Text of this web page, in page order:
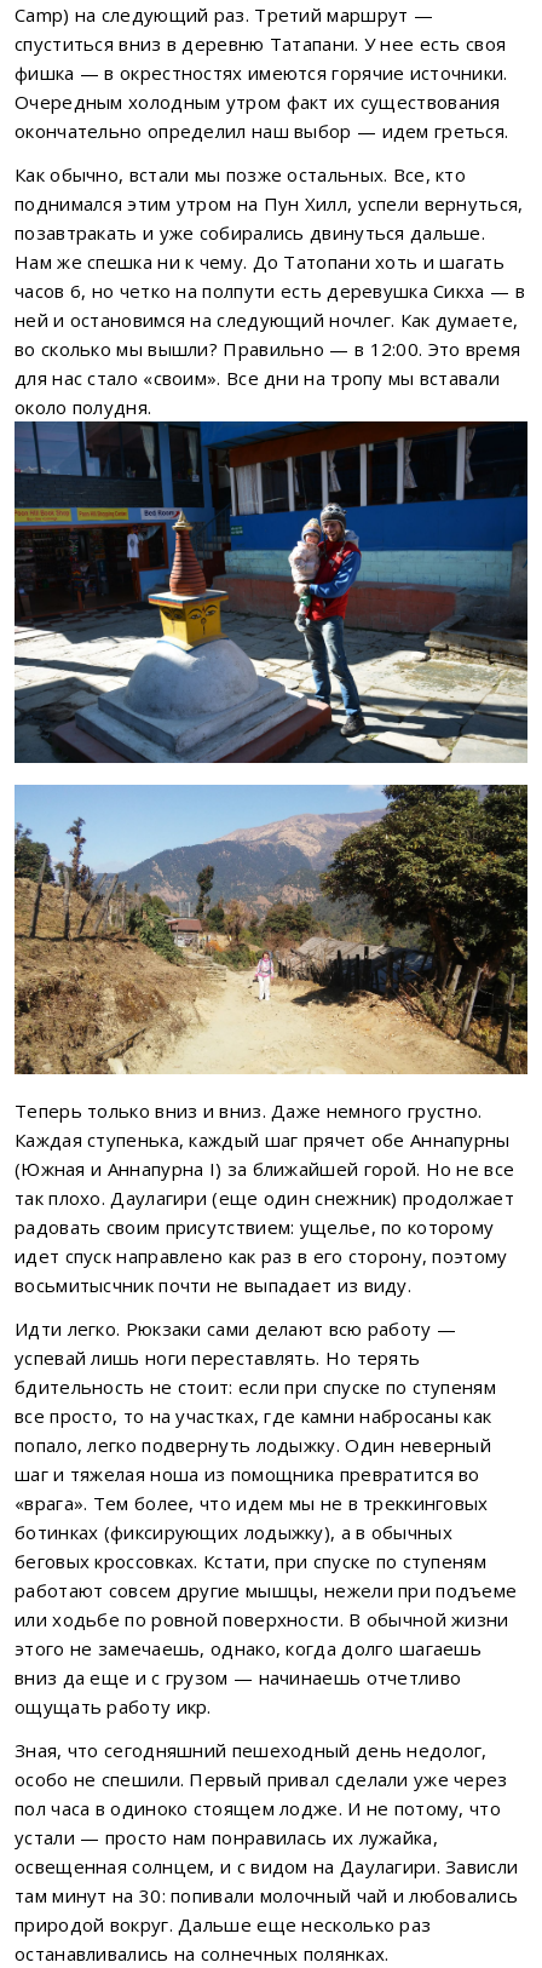
Camp) на следующий раз. Третий маршрут —
спуститься вниз в деревню Татапани. У нее есть своя
фишка — в окрестностях имеются горячие источники.
Очередным холодным утром факт их существования
окончательно определил наш выбор — идем греться.
Как обычно, встали мы позже остальных. Все, кто
поднимался этим утром на Пун Хилл, успели вернуться,
позавтракать и уже собирались двинуться дальше.
Нам же спешка ни к чему. До Татопани хоть и шагать
часов 6, но четко на полпути есть деревушка Сикха — в
ней и остановимся на следующий ночлег. Как думаете,
во сколько мы вышли? Правильно — в 12:00. Это время
для нас стало «своим». Все дни на тропу мы вставали
около полудня.
Теперь только вниз и вниз. Даже немного грустно.
Каждая ступенька, каждый шаг прячет обе Аннапурны
(Южная и Аннапурна I) за ближайшей горой. Но не все
так плохо. Даулагири (еще один снежник) продолжает
радовать своим присутствием: ущелье, по которому
идет спуск направлено как раз в его сторону, поэтому
восьмитысчник почти не выпадает из виду.
Идти легко. Рюкзаки сами делают всю работу —
успевай лишь ноги переставлять. Но терять
бдительность не стоит: если при спуске по ступеням
все просто, то на участках, где камни набросаны как
попало, легко подвернуть лодыжку. Один неверный
шаг и тяжелая ноша из помощника превратится во
«врага». Тем более, что идем мы не в треккинговых
ботинках (фиксирующих лодыжку), а в обычных
беговых кроссовках. Кстати, при спуске по ступеням
работают совсем другие мышцы, нежели при подъеме
или ходьбе по ровной поверхности. В обычной жизни
этого не замечаешь, однако, когда долго шагаешь
вниз да еще и с грузом — начинаешь отчетливо
ощущать работу икр.
Зная, что сегодняшний пешеходный день недолог,
особо не спешили. Первый привал сделали уже через
пол часа в одиноко стоящем лодже. И не потому, что
устали — просто нам понравилась их лужайка,
освещенная солнцем, и с видом на Даулагири. Зависли
там минут на 30: попивали молочный чай и любовались
природой вокруг. Дальше еще несколько раз
останавливались на солнечных полянках.